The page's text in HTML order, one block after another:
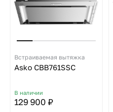
Встраиваемая вытяжка
Asko CBB761SSC
В наличии
129 900 ₽